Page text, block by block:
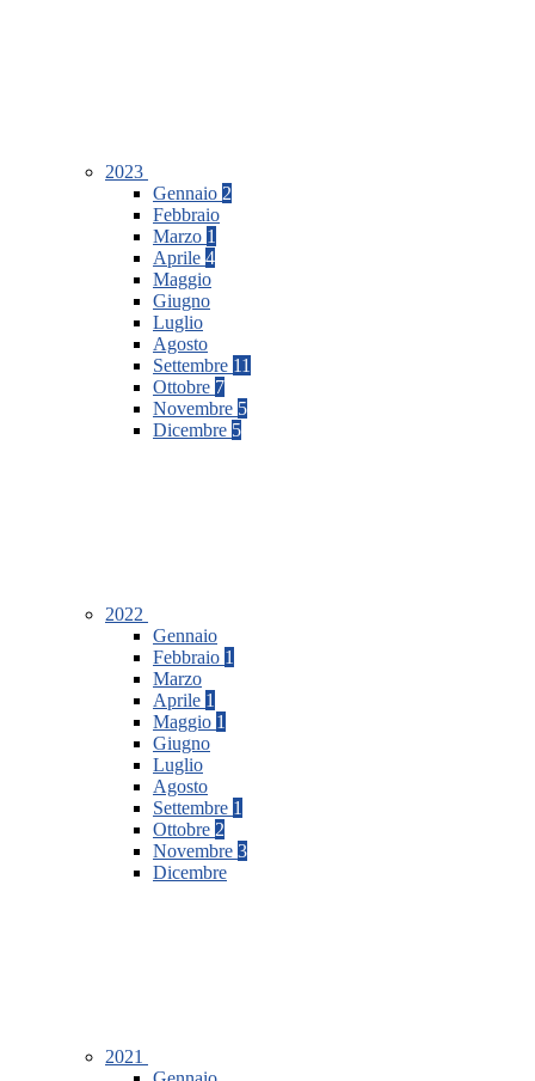
2023
Gennaio 2
Febbraio
Marzo 1
Aprile 4
Maggio
Giugno
Luglio
Agosto
Settembre 11
Ottobre 7
Novembre 5
Dicembre 5
2022
Gennaio
Febbraio 1
Marzo
Aprile 1
Maggio 1
Giugno
Luglio
Agosto
Settembre 1
Ottobre 2
Novembre 3
Dicembre
2021